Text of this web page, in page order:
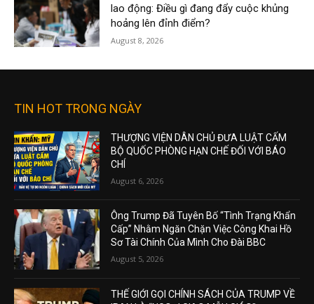
lao động: Điều gì đang đẩy cuộc khủng
hoảng lên đỉnh điểm?
August 8, 2026
TIN HOT TRONG NGÀY
THƯỢNG VIỆN DÂN CHỦ ĐƯA LUẬT CẤM
BỘ QUỐC PHÒNG HẠN CHẾ ĐỐI VỚI BÁO
CHÍ
August 6, 2026
Ông Trump Đã Tuyên Bố “Tình Trạng Khẩn
Cấp” Nhằm Ngăn Chặn Việc Công Khai Hồ
Sơ Tài Chính Của Mình Cho Đài BBC
August 5, 2026
THẾ GIỚI GỌI CHÍNH SÁCH CỦA TRUMP VỀ